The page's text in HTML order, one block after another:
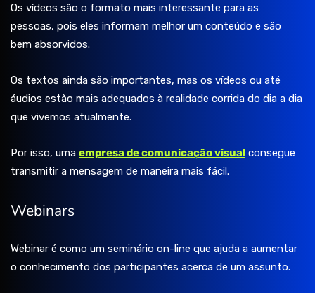
Os vídeos são o formato mais interessante para as
pessoas, pois eles informam melhor um conteúdo e são
bem absorvidos.
Os textos ainda são importantes, mas os vídeos ou até
áudios estão mais adequados à realidade corrida do dia a dia
que vivemos atualmente.
Por isso, uma empresa de comunicação visual consegue
transmitir a mensagem de maneira mais fácil.
Webinars
Webinar é como um seminário on-line que ajuda a aumentar
o conhecimento dos participantes acerca de um assunto.